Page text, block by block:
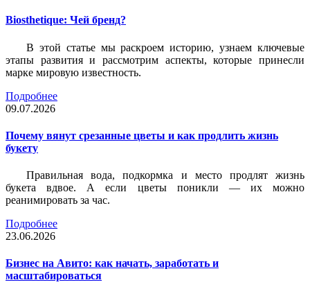
Biosthetique: Чей бренд?
В этой статье мы раскроем историю, узнаем ключевые
этапы развития и рассмотрим аспекты, которые принесли
марке мировую известность.
Подробнее
09.07.2026
Почему вянут срезанные цветы и как продлить жизнь
букету
Правильная вода, подкормка и место продлят жизнь
букета вдвое. А если цветы поникли — их можно
реанимировать за час.
Подробнее
23.06.2026
Бизнес на Авито: как начать, заработать и
масштабироваться